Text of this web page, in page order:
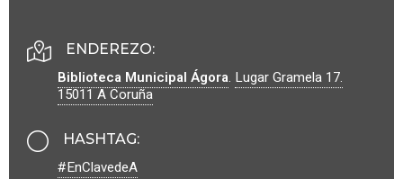
ENDEREZO:
Biblioteca Municipal Ágora. Lugar Gramela 17.
15011A Coruña
HASHTAG:
#EnClavedeA